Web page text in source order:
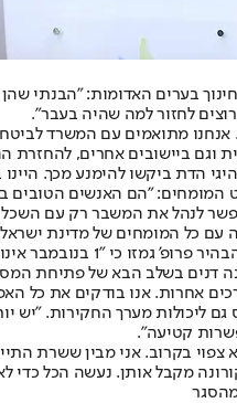
בערים האדומות: "הבנתי
לחזור למה שהיה בעבר".
אנחנו מתואמים עם המשרד
וגם ביישובים אחרים,
הדת ביקשו להימנע מכך.
המומחים: "הם האנשים
לנהל את המשבר רק עם
עם כל המומחים של מדינת
להנהלה ולמנהלים. אמשיך להיות בקשר ולנהל כל משימה ששר הבריאות יבקש ממני".
דנים בשלב הבא של פתיחת
אחרות. אנו בודקים את כל
קטיעה".
צפוי בקרוב. אני מבין ששרת
מקבל אותן. נעשה הכל כדי